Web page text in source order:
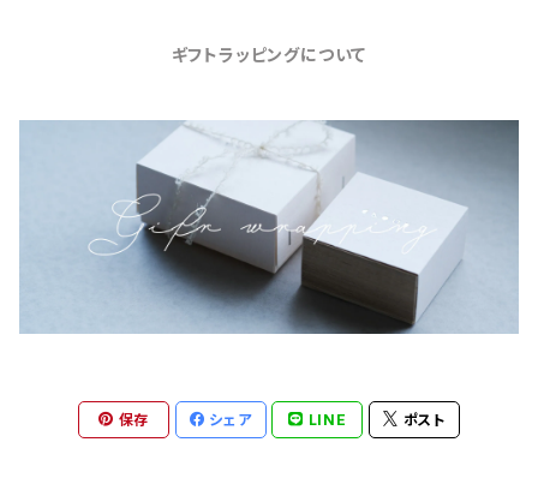
ギフトラッピングについて
保存 シェア LINE ポスト